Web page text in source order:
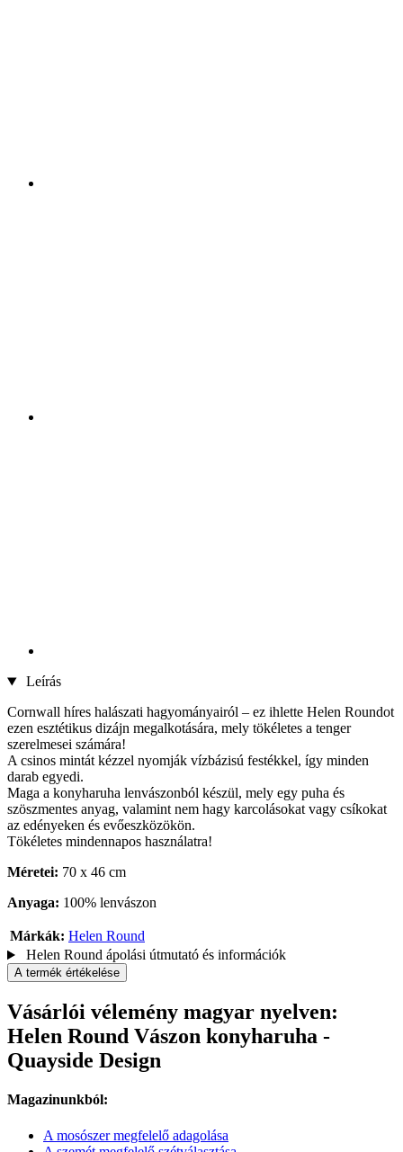
Leírás
Cornwall híres halászati hagyományairól – ez ihlette Helen Roundot
ezen esztétikus dizájn megalkotására, mely tökéletes a tenger
szerelmesei számára!
A csinos mintát kézzel nyomják vízbázisú festékkel, így minden
darab egyedi.
Maga a konyharuha lenvászonból készül, mely egy puha és
szöszmentes anyag, valamint nem hagy karcolásokat vagy csíkokat
az edényeken és evőeszközökön.
Tökéletes mindennapos használatra!
Méretei: 70 x 46 cm
Anyaga: 100% lenvászon
Márkák: Helen Round
Helen Round ápolási útmutató és információk
A termék értékelése
Vásárlói vélemény magyar nyelven:
Helen Round Vászon konyharuha -
Quayside Design
Magazinunkból:
A mosószer megfelelő adagolása